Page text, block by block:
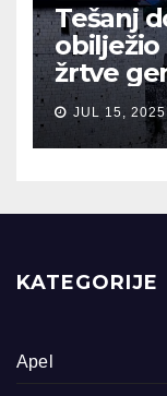
Tešanj
obilježio
žrtve
JUL 15, 2025
KATEGORIJE
Apel